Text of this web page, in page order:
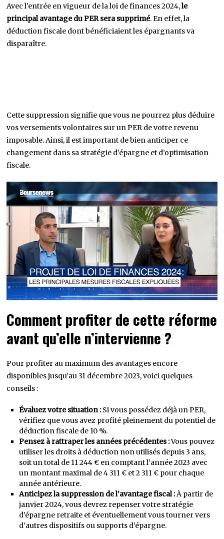
Avec l’entrée en vigueur de la loi de finances 2024,le
principal avantage du PER sera supprimé. En effet, la
déduction fiscale dont bénéficiaient les épargnants va
disparaître.
Cette suppression signifie que vous ne pourrez plus déduire
vos versements volontaires sur un PER de votre revenu
imposable. Ainsi, il est important de bien anticiper ce
changement dans sa stratégie d’épargne et d’optimisation
fiscale.
Comment profiter de cette réforme
avant qu’elle n’intervienne ?
Pour profiter au maximum des avantages encore
disponibles jusqu’au 31 décembre 2023, voici quelques
conseils :
Évaluez votre situation :Si vous possédez déjà un PER,
vérifiez que vous avez profité pleinement du potentiel de
déduction fiscale de 10 %.
Pensez à rattraper les années précédentes :Vous pouvez
utiliser les droits à déduction non utilisés depuis 3 ans,
soit un total de 11 244 € en comptant l’année 2023 avec
un montant maximal de 4 311 € et 2 311 € pour chaque
année antérieure.
Anticipez la suppression de l’avantage fiscal :À partir de
janvier 2024, vous devrez repenser votre stratégie
d’épargne retraite et éventuellement vous tourner vers
d’autres dispositifs ou supports d’épargne.